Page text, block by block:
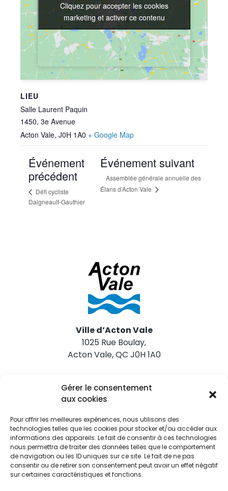
Gérer le consentement
aux cookies
Pour offrir les meilleures expériences, nous utilisons des
technologies telles que les cookies pour stocker et/ou accéder aux
informations des appareils. Le fait de consentir à ces technologies
nous permettra de traiter des données telles que le comportement
de navigation ou les ID uniques sur ce site. Le fait de ne pas
consentir ou de retirer son consentement peut avoir un effet négatif
sur certaines caractéristiques et fonctions.
LIEU
Salle Laurent Paquin
1450, 3e Avenue
Acton Vale, J0H 1A0 + Google Map
Cliquez pour accepter les cookies
marketing et activer ce contenu
Cliquez pour accepter les cookies
marketing et activer ce contenu
Événement
précédent
Défi cycliste
Daigneault-Gauthier
Événement suivant
Assemblée générale annuelle des
Élans d’Acton Vale
Ville d’Acton Vale
1025 Rue Boulay,
Acton Vale, QC J0H 1A0
Nous joindre
Tél. 450 546-2703
Restez informés
Abonnez-vous aux alertes municipales